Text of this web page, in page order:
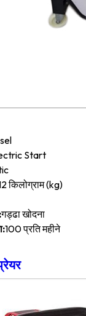
Start
किलोग्राम (kg)
गड्ढा खोदना
100 प्रति महीने